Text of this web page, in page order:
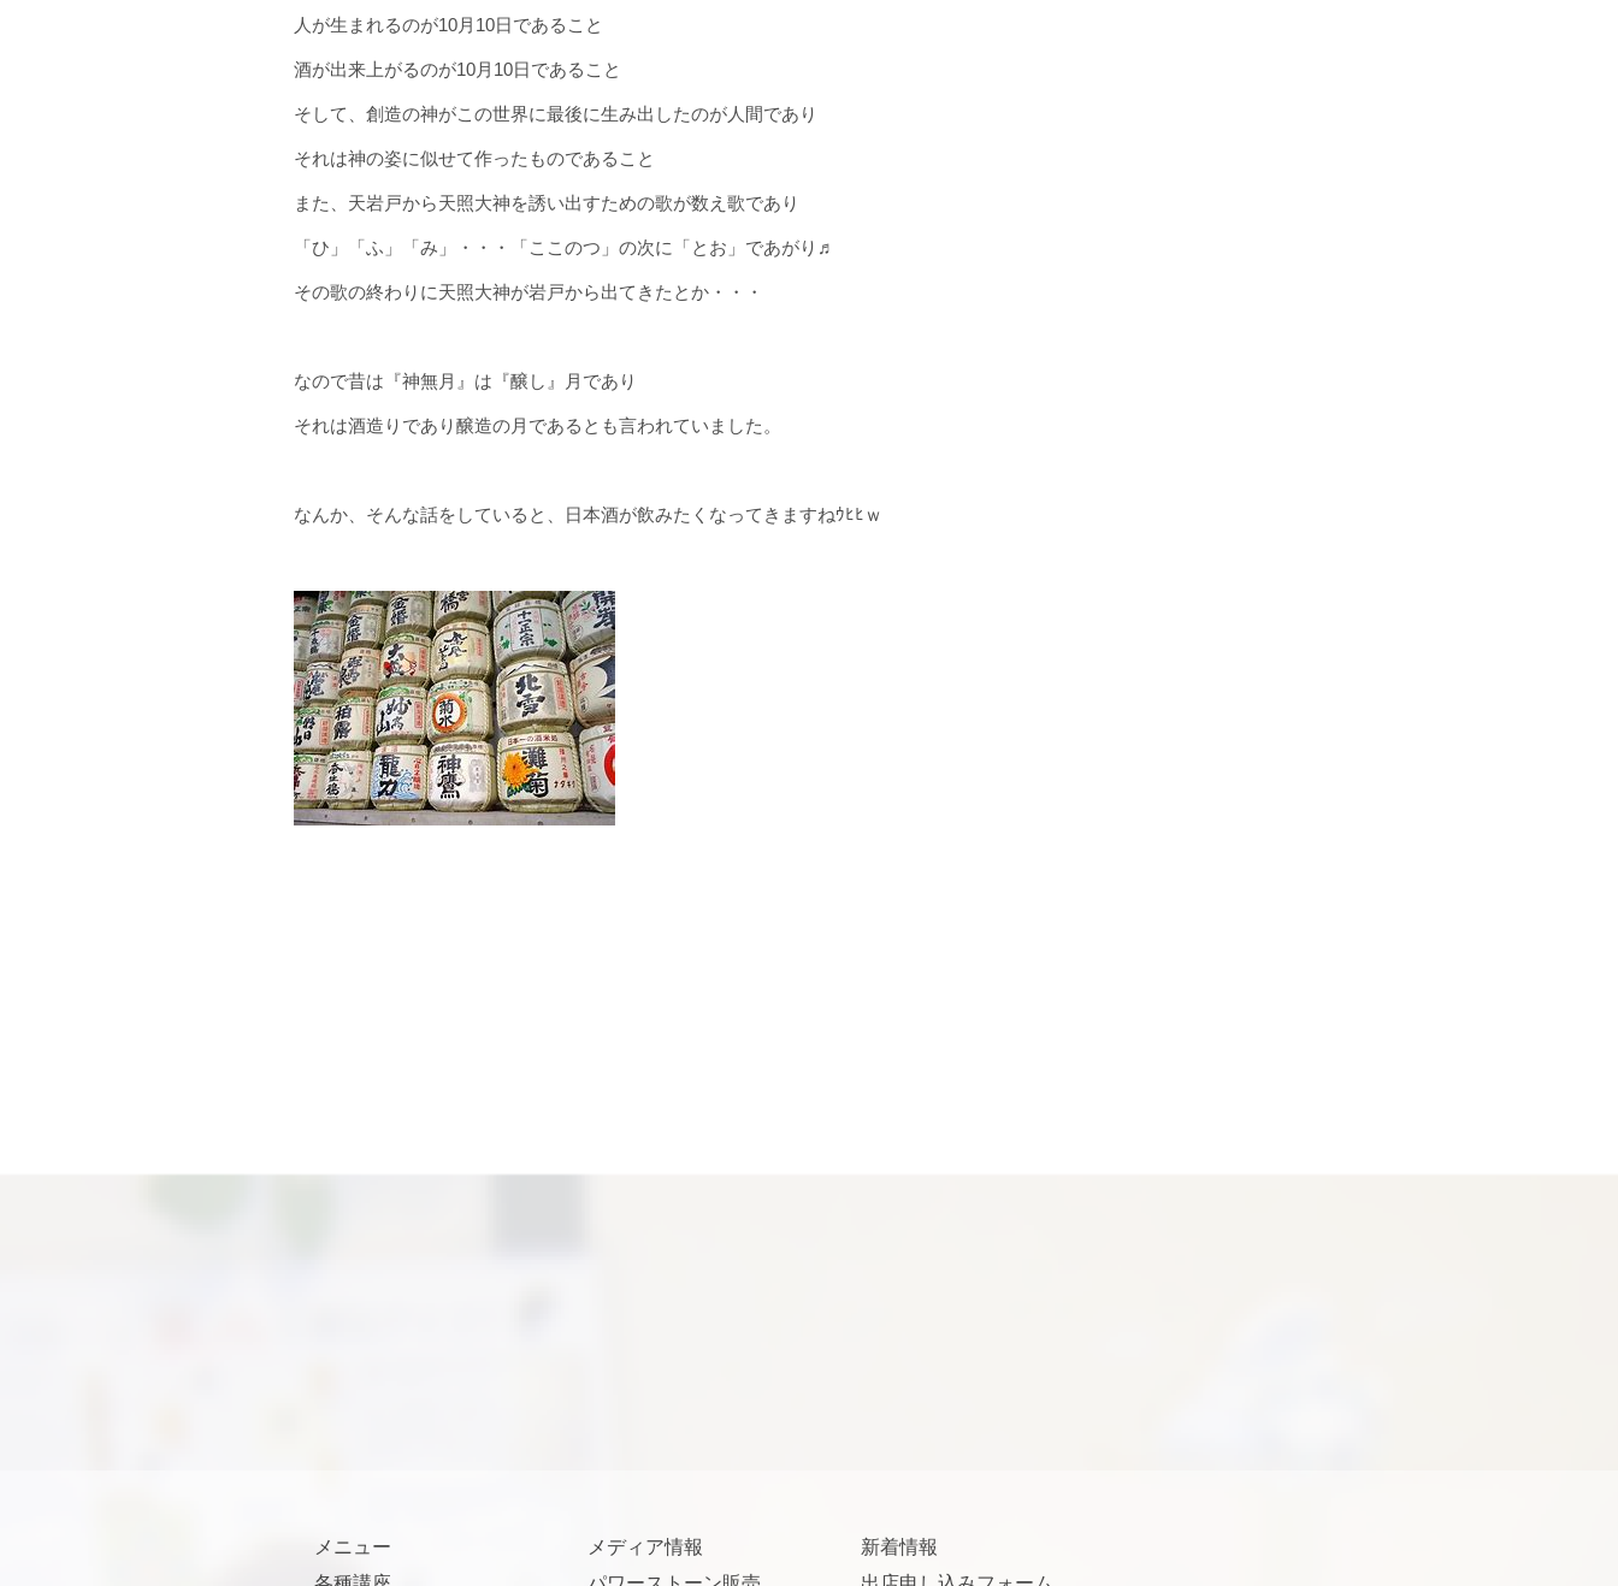
人が生まれるのが10月10日であること
酒が出来上がるのが10月10日であること
そして、創造の神がこの世界に最後に生み出したのが人間であり
それは神の姿に似せて作ったものであること
また、天岩戸から天照大神を誘い出すための歌が数え歌であり
「ひ」「ふ」「み」・・・「ここのつ」の次に「とお」であがり♬
その歌の終わりに天照大神が岩戸から出てきたとか・・・
なので昔は『神無月』は『醸し』月であり
それは酒造りであり醸造の月であるとも言われていました。
なんか、そんな話をしていると、日本酒が飲みたくなってきますねｳﾋﾋｗ
メニュー
メディア情報
新着情報